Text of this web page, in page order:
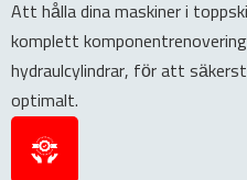
Att hålla dina maskiner i
komplett
hydraulcylindrar, för att
optimalt.